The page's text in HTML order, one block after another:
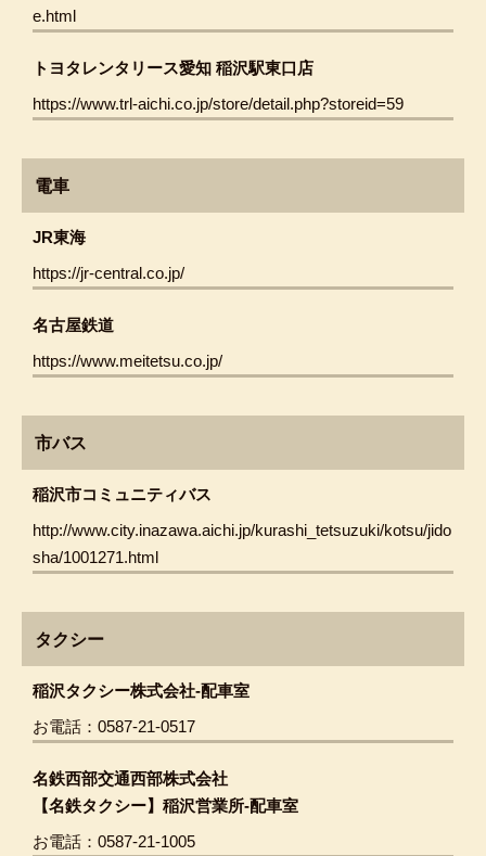
e.html
トヨタレンタリース愛知 稲沢駅東口店
https://www.trl-aichi.co.jp/store/detail.php?storeid=59
電車
JR東海
https://jr-central.co.jp/
名古屋鉄道
https://www.meitetsu.co.jp/
市バス
稲沢市コミュニティバス
http://www.city.inazawa.aichi.jp/kurashi_tetsuzuki/kotsu/jido
sha/1001271.html
タクシー
稲沢タクシー株式会社-配車室
お電話：0587-21-0517
名鉄西部交通西部株式会社
【名鉄タクシー】稲沢営業所-配車室
お電話：0587-21-1005